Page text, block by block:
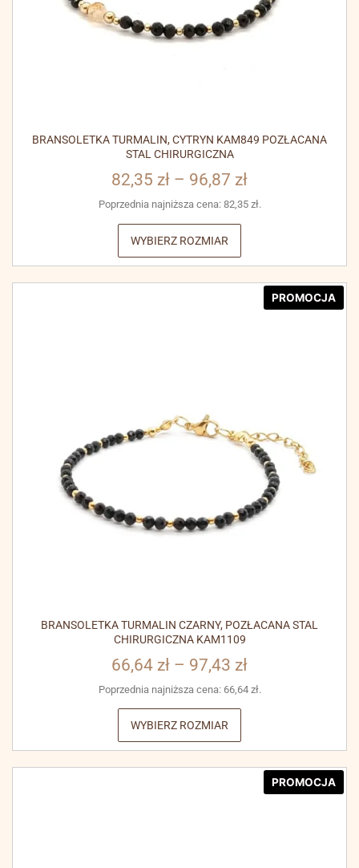
BRANSOLETKA TURMALIN, CYTRYN KAM849 POZŁACANA
STAL CHIRURGICZNA
82,35 zł – 96,87 zł
Poprzednia najniższa cena: 82,35 zł.
WYBIERZ ROZMIAR
PROMOCJA
BRANSOLETKA TURMALIN CZARNY, POZŁACANA STAL
CHIRURGICZNA KAM1109
66,64 zł – 97,43 zł
Poprzednia najniższa cena: 66,64 zł.
WYBIERZ ROZMIAR
PROMOCJA